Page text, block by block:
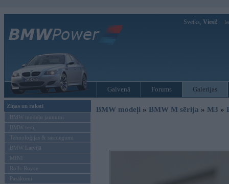
Sveiks, Viesi!
Galvenā Forums Galerijas
Ziņas un raksti
BMW modeļu jaunumi
BMW testi
Tehnoloģijas & sasniegumi
BMW Latvijā
MINI
Rolls-Royce
Pasākumi
BMW modeļi » BMW M sērija » M3 »